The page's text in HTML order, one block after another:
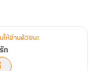
ให้อ่านด้วยนะ
ก